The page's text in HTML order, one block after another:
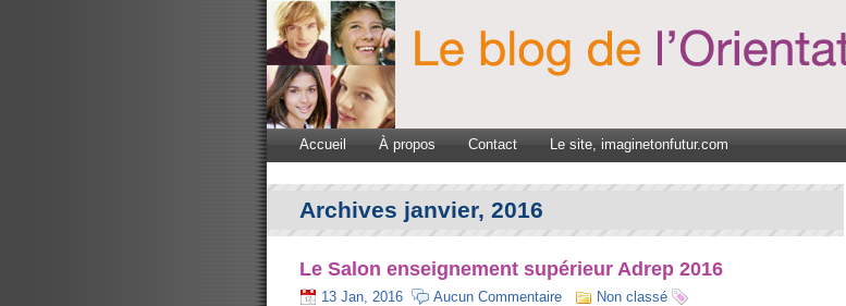
Accueil À propos Contact Le site, imaginetonfutur.com
Archives janvier, 2016
Le Salon enseignement supérieur Adrep 2016
13 Jan, 2016 Aucun Commentaire Non classé